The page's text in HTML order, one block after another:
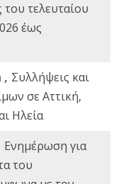
του τελευταίου
έως
, Συλλήψεις και
σε Αττική,
Ηλεία
Ενημέρωση για
του